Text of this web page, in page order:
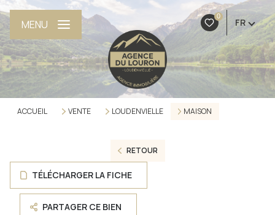
0
FR
MENU
ACCUEIL VENTE LOUDENVIELLE MAISON
RETOUR
TÉLÉCHARGER LA FICHE
PARTAGER CE BIEN